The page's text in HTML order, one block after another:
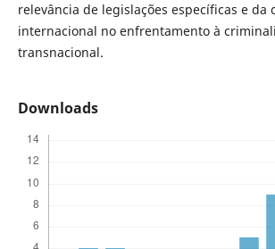
relevância de legislações específicas e da
internacional no enfrentamento à
transnacional.
Downloads